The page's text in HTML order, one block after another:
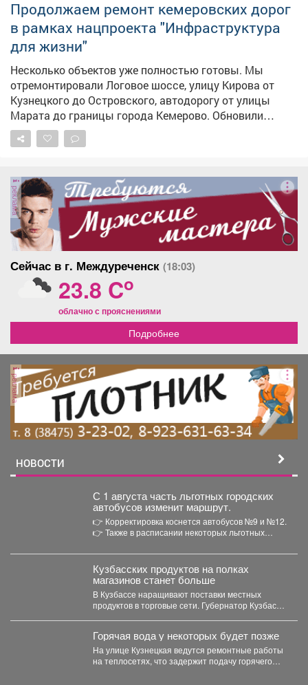
Продолжаем ремонт кемеровских дорог
в рамках нацпроекта "Инфраструктура
для жизни"
Несколько объектов уже полностью готовы. Мы
отремонтировали Логовое шоссе, улицу Кирова от
Кузнецкого до Островского, автодорогу от улицы
Марата до границы города Кемерово. Обновили
изношенное дорожное покрытие по улице Нахимова от
Шахтёров до Ракитянского - причем здесь выполнили
2026 и 2027 год. На асфальт уже нанесли дорожную
разметку. Кроме того, работы завершены на проезде
Притомского проспекта. Продолжается ремонт улицы
Угловой, где подрядчик пока занимается
обустройством тротуаров и бетонного лотка, впереди
асфальтирование проезжей части. Работы в разгаре
на Веры Волошиной, где также приняли решение
отремонтировать в этом году участок большей
протяженности, чем планировалось изначально - от
Базовой до Двужильного. Кроме того, приступили к
дорожному ремонту на тех объектах, которые внесли в
программу благоустройства на этот год
дополнительно - благодаря решению губернатора
Кузбасса Ильи Владимировича Середюка . На
Сибиряков-Гвардейцев от Волгоградской до
Терешковой укладываем новый асфальт, завершаем
фрезерование улицы Марковцева. Ставим перед
подрядчиками задачу работать не только оперативно,
#дорогистолицыКуZбасса
реклама
Сейчас в г. Междуреченск (18:03)
23.8 Co
облачно с прояснениями
Подробнее
реклама
НОВОСТИ
С 1 августа часть льготных городских
автобусов изменит маршрут.
👉 Корректировка коснется автобусов №9 и №12.
👉 Также в расписании некоторых льготных
Кузбасских продуктов на полках
магазинов станет больше
В Кузбассе наращивают поставки местных
продуктов в торговые сети. Губернатор Кузбасса
Горячая вода у некоторых будет позже
На улице Кузнецкая ведутся ремонтные работы
на теплосетях, что задержит подачу горячего